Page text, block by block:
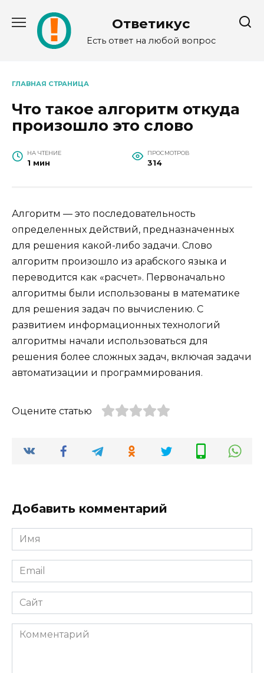
содержанию
Ответикус
Есть ответ на любой вопрос
ГЛАВНАЯ СТРАНИЦА
Что такое алгоритм откуда
произошло это слово
НА ЧТЕНИЕ
1 мин
ПРОСМОТРОВ
314
Алгоритм — это последовательность
определенных действий, предназначенных
для решения какой-либо задачи. Слово
алгоритм произошло из арабского языка и
переводится как «расчет». Первоначально
алгоритмы были использованы в математике
для решения задач по вычислению. С
развитием информационных технологий
алгоритмы начали использоваться для
решения более сложных задач, включая задачи
автоматизации и программирования.
Оцените статью
Добавить комментарий
Имя
*
Email
*
Сайт
Комментарий